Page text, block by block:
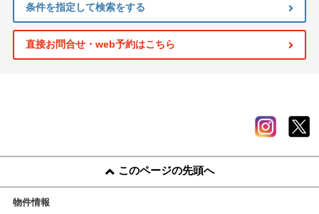
条件を指定して検索をする
直接お問合せ・web予約はこちら
このページの先頭へ
物件情報